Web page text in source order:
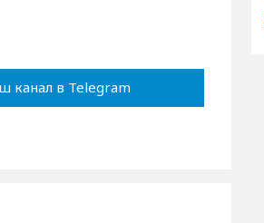
канал в Telegram